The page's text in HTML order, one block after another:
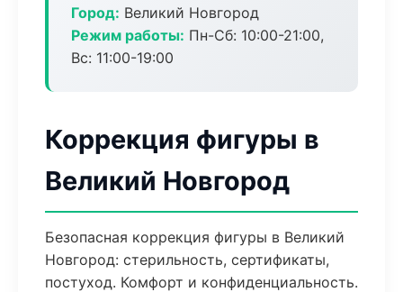
Город: Великий Новгород
Режим работы: Пн-Сб: 10:00-21:00,
Вс: 11:00-19:00
Коррекция фигуры в
Великий Новгород
Безопасная коррекция фигуры в Великий
Новгород: стерильность, сертификаты,
постуход. Комфорт и конфиденциальность.